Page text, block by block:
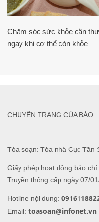
Chăm sóc sức khỏe cần
ngay khi cơ thể còn khỏe
Tòa soạn: Tòa nhà Cục Tần
Giấy phép hoạt động báo
Truyền thông cấp ngày 07/
Hotline nội dung:
Email: toasoan@infonet.vn
CHUYÊN TRANG CỦA BÁO